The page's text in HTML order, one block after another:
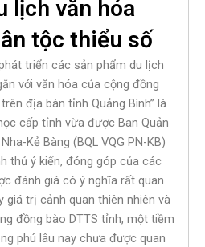
lịch văn hóa
tộc thiểu số
triển các sản phẩm du lịch
với văn hóa của cộng đồng
địa bàn tỉnh Quảng Bình” là
cấp tỉnh vừa được Ban Quản
Kẻ Bàng (BQL VQG PN-KB)
thủ ý kiến, đóng góp của các
đánh giá có ý nghĩa rất quan
giá trị cảnh quan thiên nhiên và
đồng bào DTTS tỉnh, một tiềm
phú lâu nay chưa được quan